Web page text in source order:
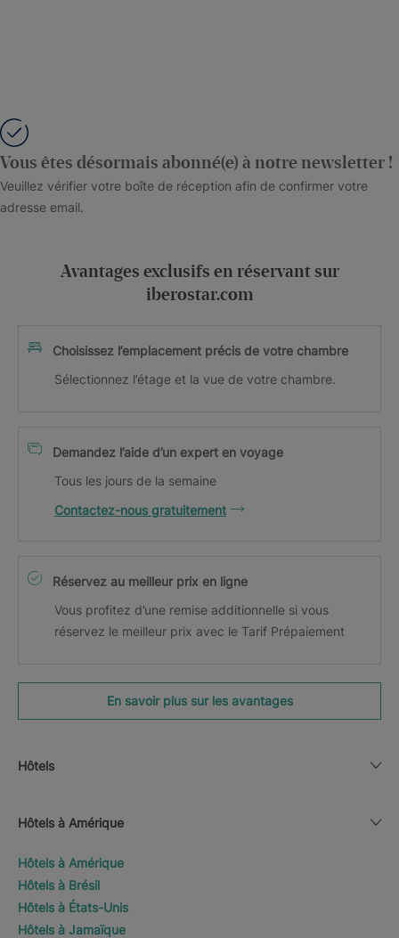
Vous êtes désormais abonné(e) à notre newsletter !
Veuillez vérifier votre boîte de réception afin de confirmer votre
adresse email.
Avantages exclusifs en réservant sur
iberostar.com
Choisissez l’emplacement précis de votre chambre
Sélectionnez l’étage et la vue de votre chambre.
Demandez l’aide d’un expert en voyage
Tous les jours de la semaine
Contactez-nous gratuitement
Réservez au meilleur prix en ligne
Vous profitez d’une remise additionnelle si vous
réservez le meilleur prix avec le Tarif Prépaiement
En savoir plus sur les avantages
Hôtels
Hôtels à Amérique
Hôtels à Amérique
Hôtels à Brésil
Hôtels à États-Unis
Hôtels à Jamaïque